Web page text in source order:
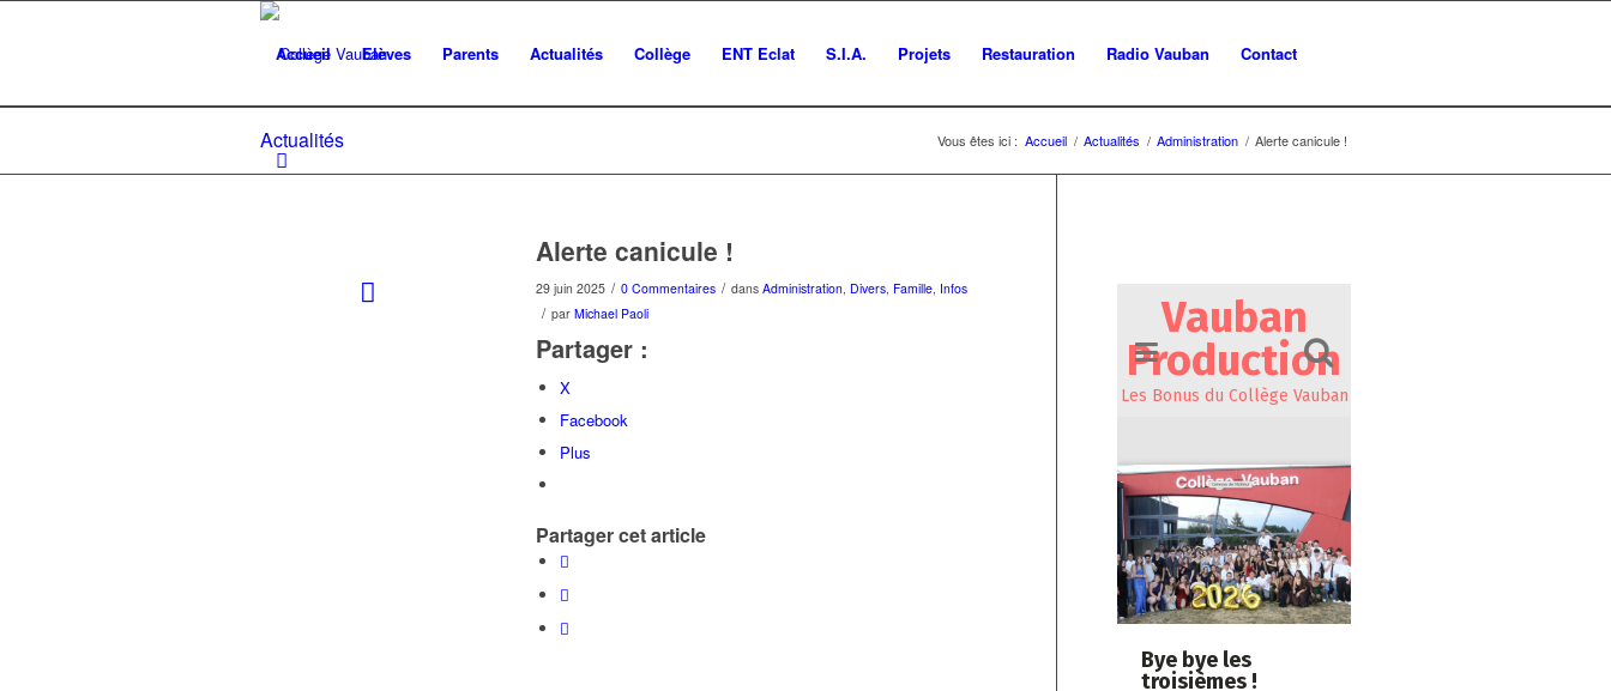
Accueil Elèves Parents Actualités Collège ENT Eclat S.I.A. Projets Restauration Radio Vauban Contact
Actualités Vous êtes ici : Accueil / Actualités / Administration / Alerte canicule !
Alerte canicule !
29 juin 2025 / 0 Commentaires / dans Administration, Divers, Famille, Infos
/ par Michael Paoli
Partager :
X
Facebook
Plus
Partager cet article